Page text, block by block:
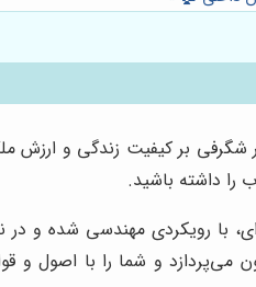
بر کیفیت زندگی و ارزش
را داشته باشید.
رویکردی مهندسی شده و در نظر
و شما را با اصول و